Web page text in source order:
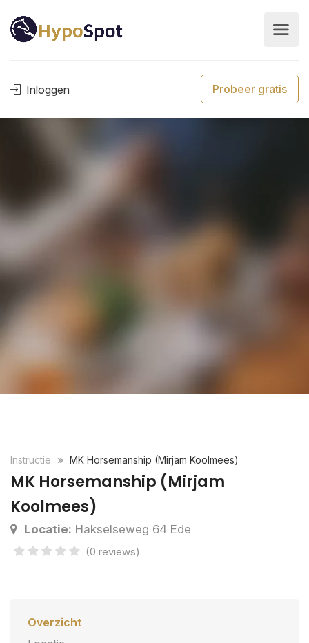
Inloggen Probeer gratis
Instructie MK Horsemanship (Mirjam Koolmees)
MK Horsemanship (Mirjam
Koolmees)
Locatie: Hakselseweg 64 Ede
(0 reviews)
Overzicht